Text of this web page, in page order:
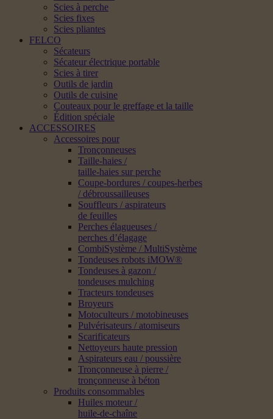
Scies à perche
Scies fixes
Scies pliantes
FELCO
Sécateurs
Sécateur électrique portable
Scies à tirer
Outils de jardin
Outils de cuisine
Couteaux pour le greffage et la taille
Édition spéciale
ACCESSOIRES
Accessoires pour
Tronçonneuses
Taille-haies /
taille-haies sur perche
Coupe-bordures / coupes-herbes
/ débroussailleuses
Souffleurs / aspirateurs
de feuilles
Perches élagueuses /
perches d’élagage
CombiSystème / MultiSystème
Tondeuses robots iMOW®
Tondeuses à gazon /
tondeuses mulching
Tracteurs tondeuses
Broyeurs
Motoculteurs / motobineuses
Pulvérisateurs / atomiseurs
Scarificateurs
Nettoyeurs haute pression
Aspirateurs eau / poussière
Tronçonneuse à pierre /
tronçonneuse à béton
Produits consommables
Huiles moteur /
huile-de-chaîne